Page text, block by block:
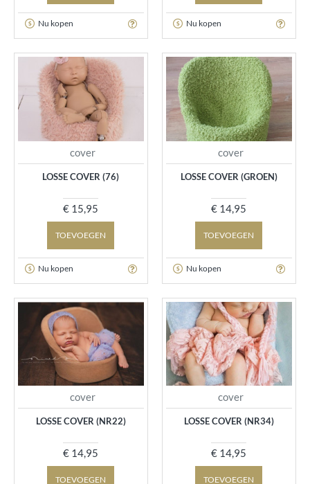
Nu kopen Nu kopen
cover
LOSSE COVER (76)
€ 15,95
TOEVOEGEN
Nu kopen
cover
LOSSE COVER (GROEN)
€ 14,95
TOEVOEGEN
Nu kopen
cover
LOSSE COVER (NR22)
€ 14,95
TOEVOEGEN
cover
LOSSE COVER (NR34)
€ 14,95
TOEVOEGEN